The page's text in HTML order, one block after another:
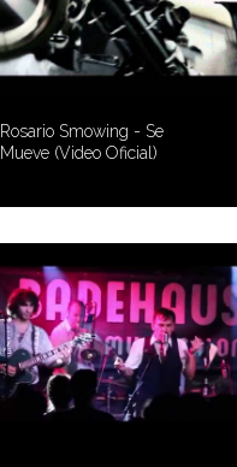
Rosario Smowing - Se
Mueve (Video Oficial)